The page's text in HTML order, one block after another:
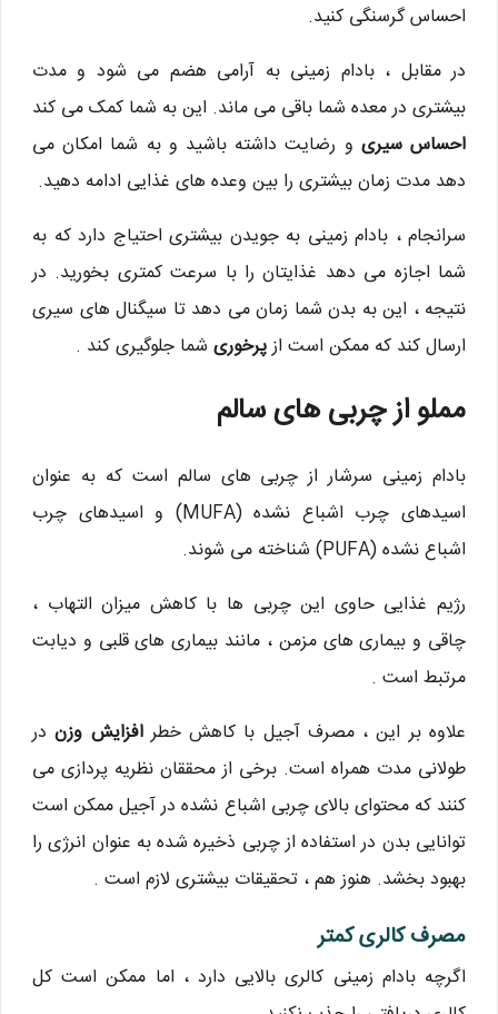
احساس گرسنگی کنید.
در مقابل ، بادام زمینی به آرامی هضم می شود و مدت
بیشتری در معده شما باقی می ماند. این به شما کمک می کند
احساس سیری و رضایت داشته باشید و به شما امکان می
دهد مدت زمان بیشتری را بین وعده های غذایی ادامه دهید.
سرانجام ، بادام زمینی به جویدن بیشتری احتیاج دارد که به
شما اجازه می دهد غذایتان را با سرعت کمتری بخورید. در
نتیجه ، این به بدن شما زمان می دهد تا سیگنال های سیری
ارسال کند که ممکن است ازپرخوری شما جلوگیری کند .
مملو از چربی های سالم
بادام زمینی سرشار از چربی های سالم است که به عنوان
اسیدهای چرب اشباع نشده (MUFA) و اسیدهای چرب
اشباع نشده (PUFA) شناخته می شوند.
رژیم غذایی حاوی این چربی ها با کاهش میزان التهاب ،
چاقی و بیماری های مزمن ، مانند بیماری های قلبی و دیابت
مرتبط است .
علاوه بر این ، مصرف آجیل با کاهش خطرافزایش وزن در
طولانی مدت همراه است. برخی از محققان نظریه پردازی می
کنند که محتوای بالای چربی اشباع نشده در آجیل ممکن است
توانایی بدن در استفاده از چربی ذخیره شده به عنوان انرژی را
بهبود بخشد. هنوز هم ، تحقیقات بیشتری لازم است .
مصرف کالری کمتر
اگرچه بادام زمینی کالری بالایی دارد ، اما ممکن است کل